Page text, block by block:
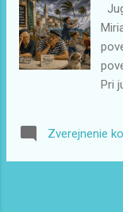
to
Pri
na
Zverejnenie